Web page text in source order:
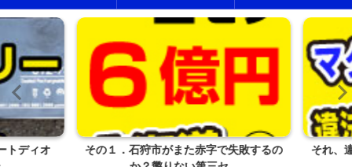
ディオ
その１．石狩市がまた赤字で失敗するの
それ、